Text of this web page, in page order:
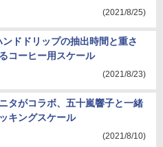
(2021/8/25)
ドドリップの抽出時間と重さ
コーヒー用スケール
(2021/8/23)
タがコラボ、五十嵐響子と一緒
キングスケール
(2021/8/10)